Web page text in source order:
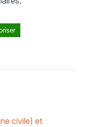
civile) et